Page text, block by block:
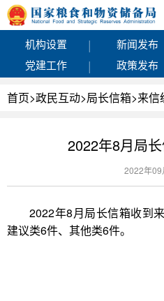
机构设置 | 新闻发布
党建工作
| 政策发布
首页>政民互动>局长信箱>来信
2022年8月局
2022年09
2022年8月局长信箱收到
建议类6件、其他类6件。